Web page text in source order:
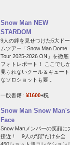
Snow Man NEW
STARDOM
9人の絆を見せつけた5大ドー
ムツアー「Snow Man Dome
Tour 2025-2026 ON」を徹底
フォトレポート！ ここでし
見られないクール＆キュート
なソロショットも要...
一般書籍 : ¥1600+税
Snow Man Snow Man's
Face
Snow Manメンバーの笑顔に
接近！ 9人の“顔”だけを全